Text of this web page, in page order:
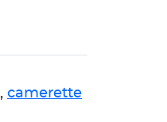
, camerette